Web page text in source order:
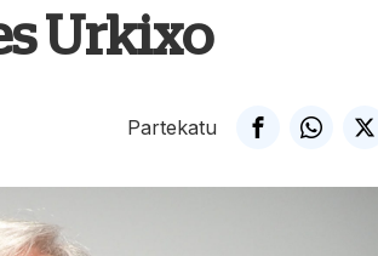
Urkixo
Partekatu